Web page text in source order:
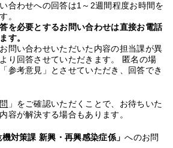
合わせへの回答は1～2週間程度お時間を
。
を必要とするお問い合わせは直接お電話
す。
問い合わせいただいた内容の担当課が異
り回答させていただきます。 匿名の場
参考意見」とさせていただき、回答でき
」をご確認いただくことで、お待ちいた
容が解決する場合もあります。
機対策課 新興・再興感染症係」へのお問